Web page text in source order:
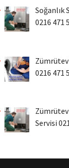
Soğanlık
0216 471
0216 471
Servisi